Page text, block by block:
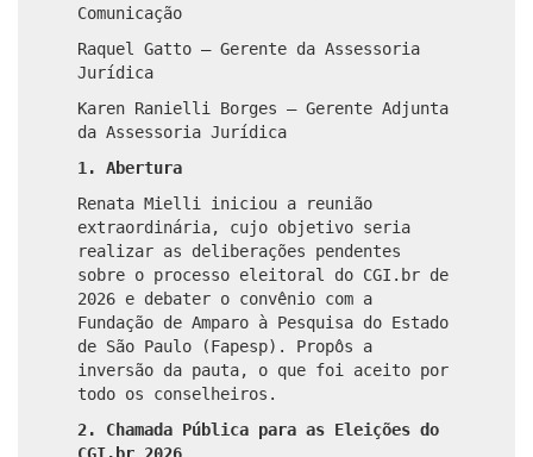
Comunicação
Raquel Gatto – Gerente da Assessoria
Jurídica
Karen Ranielli Borges – Gerente Adjunta
da Assessoria Jurídica
1. Abertura
Renata Mielli iniciou a reunião
extraordinária, cujo objetivo seria
realizar as deliberações pendentes
sobre o processo eleitoral do CGI.br de
2026 e debater o convênio com a
Fundação de Amparo à Pesquisa do Estado
de São Paulo (Fapesp). Propôs a
inversão da pauta, o que foi aceito por
todo os conselheiros.
2. Chamada Pública para as Eleições do
CGI.br 2026